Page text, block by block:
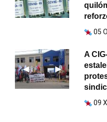
05
Anterior
◀︎ Seguinte
▶︎
A
09